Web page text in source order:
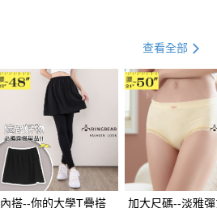
查看全部
內搭--你的大學T疊搭
加大尺碼--淡雅